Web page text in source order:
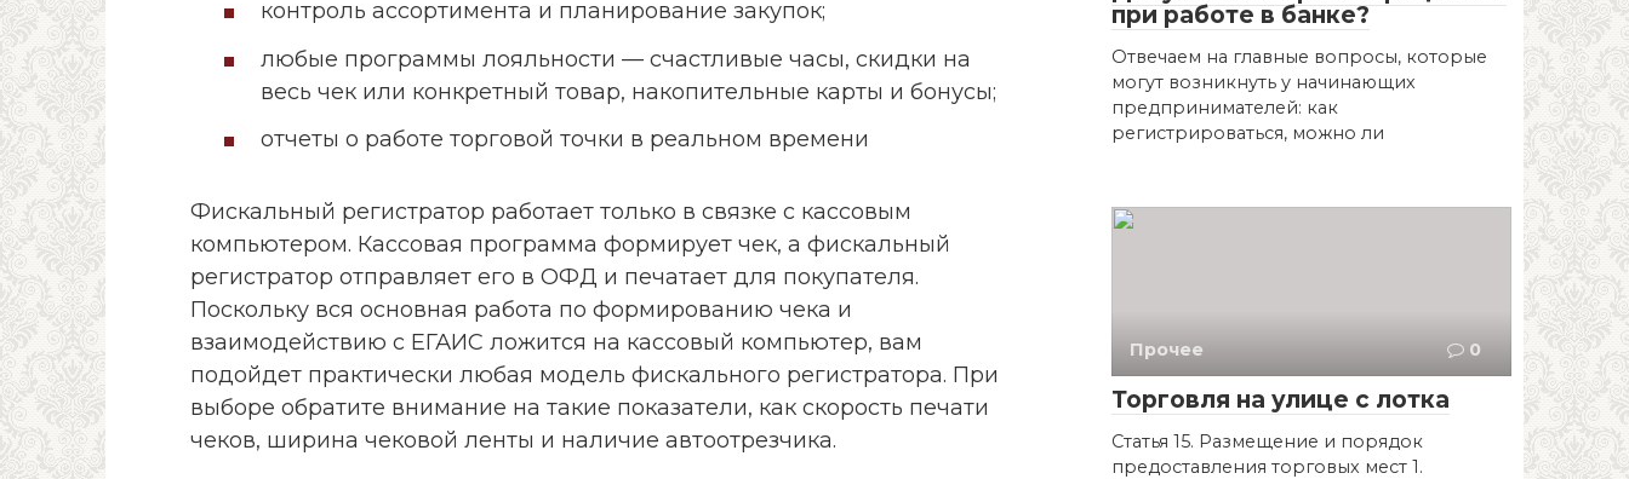
контроль ассортимента и планирование закупок;
любые программы лояльности — счастливые часы, скидки на
весь чек или конкретный товар, накопительные карты и бонусы;
отчеты о работе торговой точки в реальном времени
Фискальный регистратор работает только в связке с кассовым
компьютером. Кассовая программа формирует чек, а фискальный
регистратор отправляет его в ОФД и печатает для покупателя.
Поскольку вся основная работа по формированию чека и
взаимодействию с ЕГАИС ложится на кассовый компьютер, вам
подойдет практически любая модель фискального регистратора. При
выборе обратите внимание на такие показатели, как скорость печати
чеков, ширина чековой ленты и наличие автоотрезчика.
при работе в банке?
Отвечаем на главные вопросы, которые
могут возникнуть у начинающих
предпринимателей: как
регистрироваться, можно ли
Прочее 0
Торговля на улице с лотка
Статья 15. Размещение и порядок
предоставления торговых мест 1.